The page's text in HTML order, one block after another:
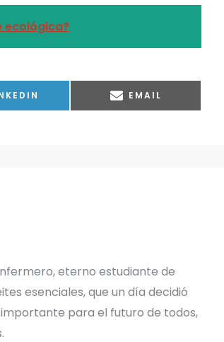
ecológica?
COMPARTIR
EMAIL
eterno estudiante de
esenciales, que un día decidió
para el futuro de todos,